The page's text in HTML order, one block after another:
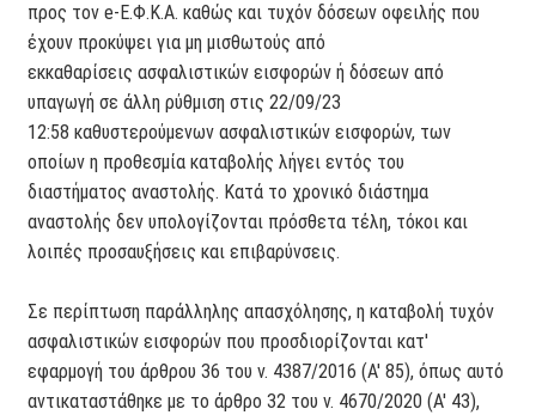
προς τον e-Ε.Φ.Κ.Α. καθώς και τυχόν δόσεων οφειλής που
έχουν προκύψει για μη μισθωτούς από
εκκαθαρίσεις ασφαλιστικών εισφορών ή δόσεων από
υπαγωγή σε άλλη ρύθμιση στις 22/09/23
12:58 καθυστερούμενων ασφαλιστικών εισφορών, των
οποίων η προθεσμία καταβολής λήγει εντός του
διαστήματος αναστολής. Κατά το χρονικό διάστημα
αναστολής δεν υπολογίζονται πρόσθετα τέλη, τόκοι και
λοιπές προσαυξήσεις και επιβαρύνσεις.
Σε περίπτωση παράλληλης απασχόλησης, η καταβολή τυχόν
ασφαλιστικών εισφορών που προσδιορίζονται κατ'
εφαρμογή του άρθρου 36 του ν. 4387/2016 (Α' 85), όπως αυτό
αντικαταστάθηκε με το άρθρο 32 του ν. 4670/2020 (Α' 43),